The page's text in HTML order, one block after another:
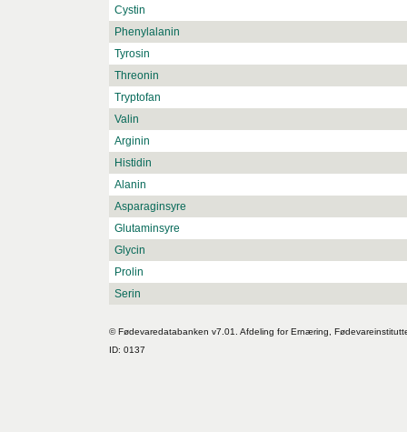
Cystin
Phenylalanin
Tyrosin
Threonin
Tryptofan
Valin
Arginin
Histidin
Alanin
Asparaginsyre
Glutaminsyre
Glycin
Prolin
Serin
© Fødevaredatabanken v7.01. Afdeling for Ernæring,
ID: 0137